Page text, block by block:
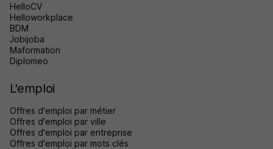
HelloCV
Helloworkplace
BDM
Jobijoba
Maformation
Diplomeo
L'emploi
Offres d'emploi par métier
Offres d'emploi par ville
Offres d'emploi par entreprise
Offres d'emploi par mots clés